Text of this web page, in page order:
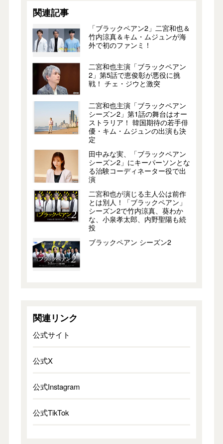
関連記事
「ブラックペアン2」二宮和也＆
竹内涼真＆キム・ムジュンが海
外で初のファンミ！
二宮和也主演「ブラックペアン
2」第5話で恵俊彰が悪役に挑
戦！ チェ・ジウと激突
二宮和也主演「ブラックペアン
シーズン2」第1話の舞台はオー
ストラリア！ 韓国期待の若手俳
優・キム・ムジュンの出演も決
定
田中みな実、「ブラックペアン
シーズン2」にキーパーソンとな
る治験コーディネーター役で出
演
二宮和也が演じる主人公は前作
とは別人！「ブラックペアン」
シーズン2で竹内涼真、葵わか
な、小泉孝太郎、内野聖陽も続
投
ブラックペアン シーズン2
関連リンク
公式サイト
公式X
公式Instagram
公式TikTok